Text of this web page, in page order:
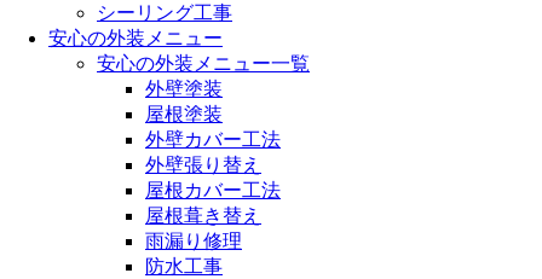
シーリング工事
安心の外装メニュー
安心の外装メニュー一覧
外壁塗装
屋根塗装
外壁カバー工法
外壁張り替え
屋根カバー工法
屋根葺き替え
雨漏り修理
防水工事